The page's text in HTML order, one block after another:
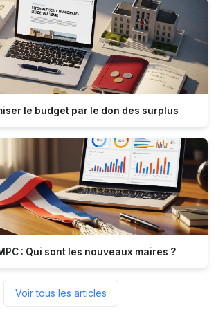
le budget par le don des surplus
: Qui sont les nouveaux maires ?
Voir tous les articles